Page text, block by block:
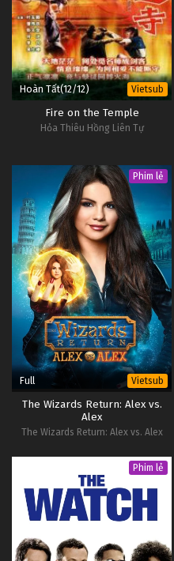
Hoàn Tất(12/12) Vietsub
Fire on the Temple
Hỏa Thiêu Hồng Liên Tự
Phim lẻ
Full Vietsub
The Wizards Return: Alex vs.
Alex
The Wizards Return: Alex vs. Alex
Phim lẻ